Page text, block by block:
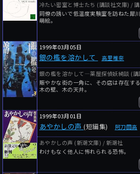
冷たい密室と博士たち (講談社文庫) /
同僚の誘いで低温度実験室を訪ねた犀
萌絵。
1999年03月05日
銀の檻を溶かして 高里椎奈
銀の檻を溶かして―薬屋探偵妖綺談 (
賑やかな街の一角に、その店は存在す
木の壁、木の天井。
1999年03月01日
あやかしの声 (短編集) 阿刀田高
あやかしの声 (新潮文庫) / 新潮社
わけもなく他人に怖れられる恐怖。